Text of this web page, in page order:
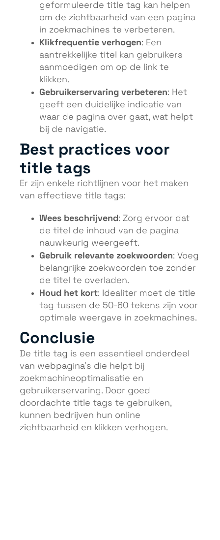
geformuleerde title tag kan helpen
om de zichtbaarheid van een pagina
in zoekmachines te verbeteren.
Klikfrequentie verhogen: Een
aantrekkelijke titel kan gebruikers
aanmoedigen om op de link te
klikken.
Gebruikerservaring verbeteren: Het
geeft een duidelijke indicatie van
waar de pagina over gaat, wat helpt
bij de navigatie.
Best practices voor
title tags
Er zijn enkele richtlijnen voor het maken
van effectieve title tags:
Wees beschrijvend: Zorg ervoor dat
de titel de inhoud van de pagina
nauwkeurig weergeeft.
Gebruik relevante zoekwoorden: Voeg
belangrijke zoekwoorden toe zonder
de titel te overladen.
Houd het kort: Idealiter moet de title
tag tussen de 50-60 tekens zijn voor
optimale weergave in zoekmachines.
Conclusie
De title tag is een essentieel onderdeel
van webpagina’s die helpt bij
zoekmachineoptimalisatie en
gebruikerservaring. Door goed
doordachte title tags te gebruiken,
kunnen bedrijven hun online
zichtbaarheid en klikken verhogen.